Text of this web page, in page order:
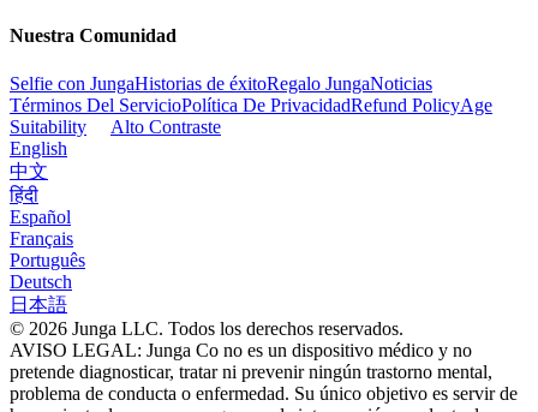
Nuestra Comunidad
Selfie con JungaHistorias de éxitoRegalo JungaNoticias
Términos Del ServicioPolítica De PrivacidadRefund PolicyAge
Suitability
Alto Contraste
English
中文
हिंदी
Español
Français
Português
Deutsch
日本語
© 2026 Junga LLC. Todos los derechos reservados.
AVISO LEGAL: Junga Co no es un dispositivo médico y no
pretende diagnosticar, tratar ni prevenir ningún trastorno mental,
problema de conducta o enfermedad. Su único objetivo es servir de